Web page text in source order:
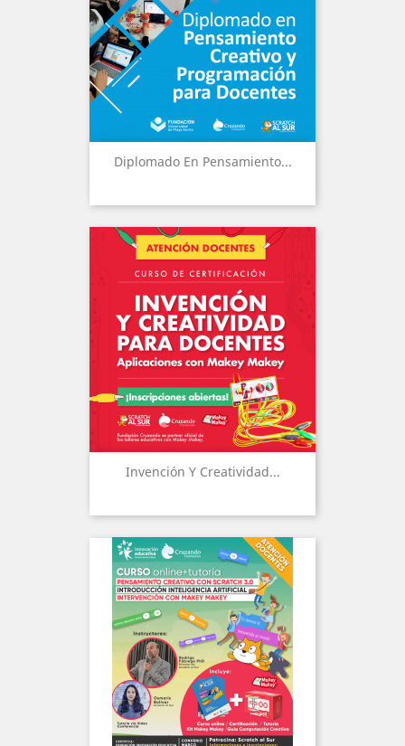
Diplomado En Pensamiento...
Invención Y Creatividad...